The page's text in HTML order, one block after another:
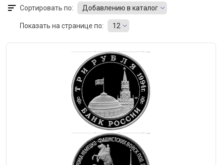
Сортировать по: Добавлению в каталог
Показать на странице по: 12